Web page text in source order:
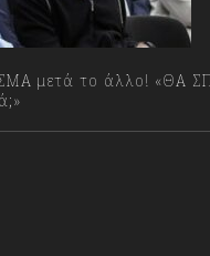
μετά το άλλο! «ΘΑ